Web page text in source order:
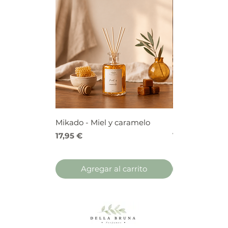
Mikado - Miel y caramelo
Precio
17,95 €
Agregar al carrito
Precio
17,95 €